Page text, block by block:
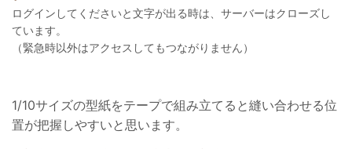
ログインしてくださいと文字が出る時は、サーバーはクローズし
ています。
（緊急時以外はアクセスしてもつながりません）
1/10サイズの型紙をテープで組み立てると縫い合わせる位
置が把握しやすいと思います。